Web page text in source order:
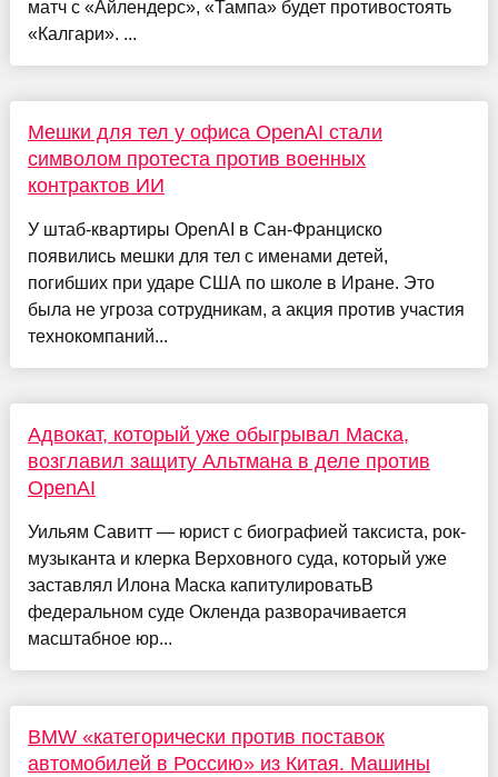
матч с «Айлендерс», «Тампа» будет противостоять
«Калгари». ...
Мешки для тел у офиса OpenAI стали
символом протеста против военных
контрактов ИИ
У штаб-квартиры OpenAI в Сан-Франциско
появились мешки для тел с именами детей,
погибших при ударе США по школе в Иране. Это
была не угроза сотрудникам, а акция против участия
технокомпаний...
Адвокат, который уже обыгрывал Маска,
возглавил защиту Альтмана в деле против
OpenAI
Уильям Савитт — юрист с биографией таксиста, рок-
музыканта и клерка Верховного суда, который уже
заставлял Илона Маска капитулироватьВ
федеральном суде Окленда разворачивается
масштабное юр...
BMW «категорически против поставок
автомобилей в Россию» из Китая. Машины